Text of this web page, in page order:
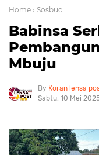
Home › Sosbud
Babinsa
Mbuju
Koran lensa
Sabtu, 10 Mei